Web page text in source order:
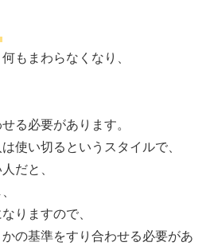
もまわらなくなり、
る必要があります。
使い切るというスタイルで、
だと、
りますので、
の基準をすり合わせる必要があ